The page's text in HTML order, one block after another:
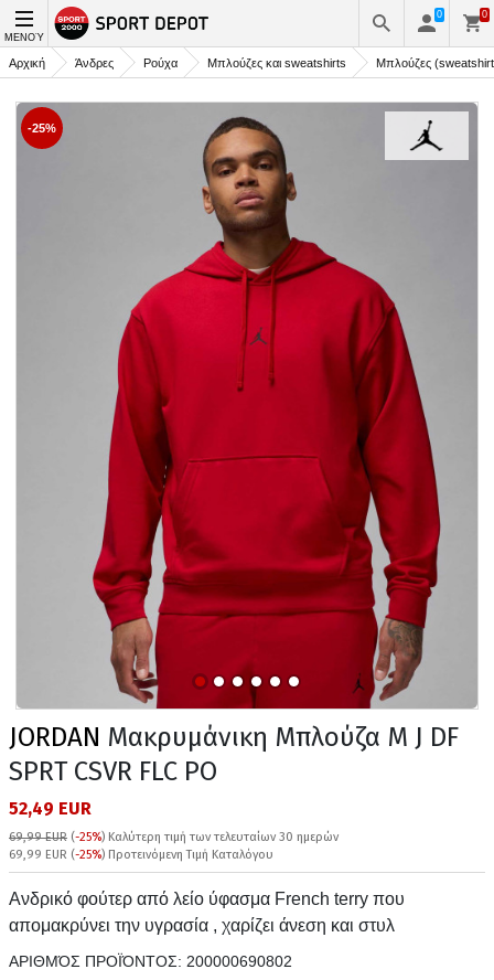
ΜΕΝΟΎ
0 0
Αρχική Άνδρες Ρούχα Μπλούζες και sweatshirts Μπλούζες
-25%
JORDAN Μακρυμάνικη Μπλούζα M J DF
SPRT CSVR FLC PO
52,49 EUR
69,99 EUR (-25%) Καλύτερη τιμή των τελευταίων 30 ημερών
69,99 EUR (-25%) Προτεινόμενη Τιμή Καταλόγου
Ανδρικό φούτερ από λείο ύφασμα French terry που
απομακρύνει την υγρασία , χαρίζει άνεση και στυλ
ΑΡΙΘΜΌΣ ΠΡΟΪΌΝΤΟΣ: 200000690802